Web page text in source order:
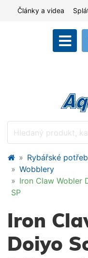
Články a videa
Rybářské
Wobblery
Iron Claw Wobler
SP
Iron
Doiyo